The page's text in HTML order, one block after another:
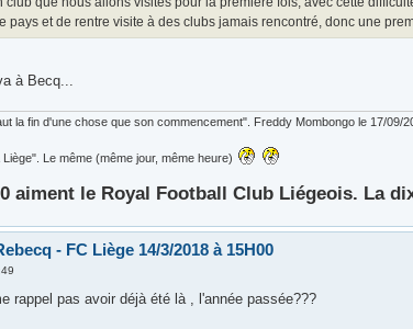
pays et de rentre visite à des clubs jamais rencontré, donc une
à Becq...
la fin d'une chose que son commencement". Freddy Mombongo le 17/09/
Le même (même jour, même heure)
aiment le Royal Football Club Liégeois. La
- FC Liège 14/3/2018 à 15H00
rappel pas avoir déjà été là , l'année passée???